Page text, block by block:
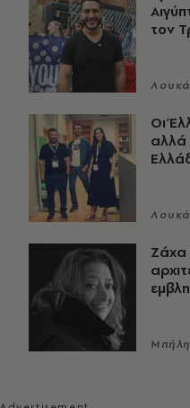
τον
Οι
αλλά
Ζάχα